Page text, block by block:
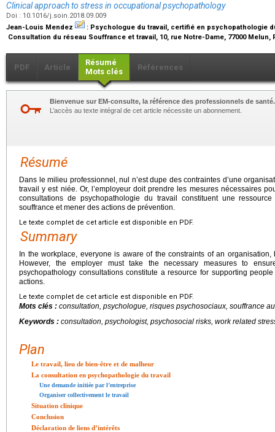
Clinical approach to stress in occupational psychopathology
Doi : 10.1016/j.soin.2018.09.009
Jean-Louis Mendez
: Psychologue du travail, certifié en psychopathologie
Consultation du réseau Souffrance et travail, 10, rue Notre-Dame, 77000 Melun,
PDF Article
Résumé
Mots clés
Références
Bienvenue sur EM-consulte, la référence des professionnels de santé.
L’accès au texte intégral de cet article nécessite un abonnement.
Résumé
Dans le milieu professionnel, nul n’est dupe des contraintes d’une
travail y est niée. Or, l’employeur doit prendre les mesures nécessaires
consultations de psychopathologie du travail constituent une
souffrance et mener des actions de prévention.
Le texte complet de cet article est disponible en PDF.
Summary
In the workplace, everyone is aware of the constraints of an
However, the employer must take the necessary measures to
psychopathology consultations constitute a resource for supporting
actions.
Le texte complet de cet article est disponible en PDF.
Mots clés : consultation, psychologue, risques psychosociaux, souffrance
Keywords : consultation, psychologist, psychosocial risks, work related
Plan
Le travail, lieu de bien-être et de malheur
La consultation en psychopathologie du travail
Une demande initiée par l’entreprise
Organiser collectivement le travail
Situation clinique
Conclusion
Déclaration de liens d’intérêts